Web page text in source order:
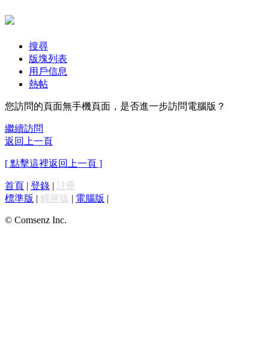
搜尋
版塊列表
用戶信息
熱帖
您訪問的頁面無手機頁面，是否進一步訪問電腦版？
繼續訪問
返回上一頁
[ 點擊這裡返回上一頁 ]
首頁 | 登錄 | 註冊
標準版 | 觸屏版 | 電腦版 |
© Comsenz Inc.